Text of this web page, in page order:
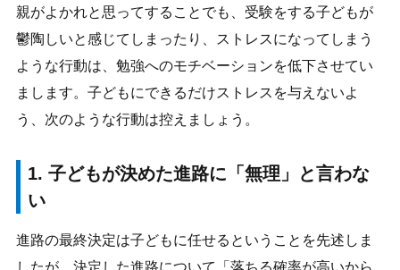
親がよかれと思ってすることでも、受験をする子どもが
鬱陶しいと感じてしまったり、ストレスになってしまう
ような行動は、勉強へのモチベーションを低下させてい
まします。子どもにできるだけストレスを与えないよ
う、次のような行動は控えましょう。
1. 子どもが決めた進路に「無理」と言わな
い
進路の最終決定は子どもに任せるということを先述しま